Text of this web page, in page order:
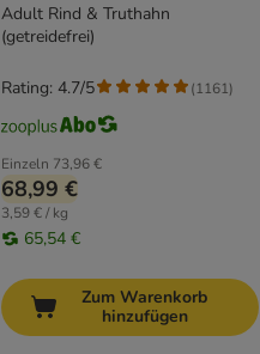
Adult Rind & Truthahn
(getreidefrei)
Einzeln 73,96 €
68,99 €
3,59 € / kg
65,54 €
Rating: 4.7/5 (1161)
Zum Warenkorb
hinzufügen